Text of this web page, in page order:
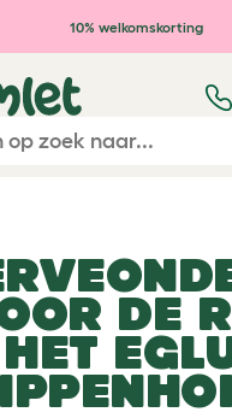
hoofdinhoud
10% welkomskorting
DE